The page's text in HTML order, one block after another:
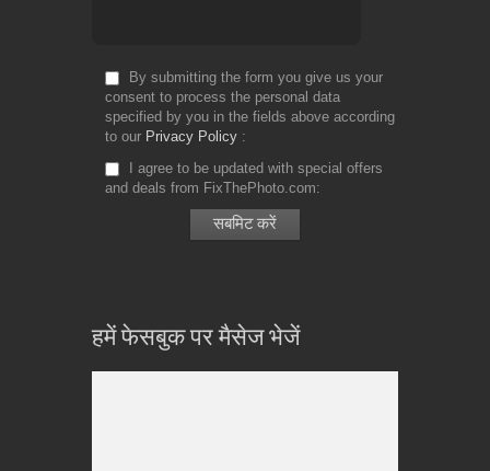
By submitting the form you give us your
consent to process the personal data
specified by you in the fields above according
to our Privacy Policy
I agree to be updated with special offers
and deals from FixThePhoto.com
हमें फेसबुक पर मैसेज भेजें